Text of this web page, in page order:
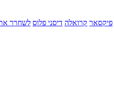
פיקסאר קרואלה דיסני פלוס לשחרר